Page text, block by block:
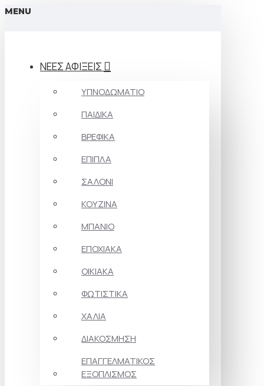
MENU
ΝΕΕΣ ΑΦΙΞΕΙΣ
ΥΠΝΟΔΩΜΑΤΙΟ
ΠΑΙΔΙΚΑ
ΒΡΕΦΙΚΑ
ΕΠΙΠΛΑ
ΣΑΛΟΝΙ
ΚΟΥΖΙΝΑ
ΜΠΑΝΙΟ
ΕΠΟΧΙΑΚΑ
ΟΙΚΙΑΚΑ
ΦΩΤΙΣΤΙΚΑ
ΧΑΛΙΑ
ΔΙΑΚΟΣΜΗΣΗ
ΕΠΑΓΓΕΛΜΑΤΙΚΟΣ
ΕΞΟΠΛΙΣΜΟΣ